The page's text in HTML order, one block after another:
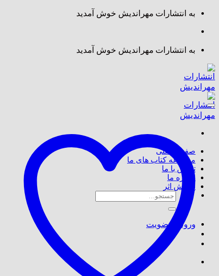
Skip
content
به انتشارات مهراندیش خوش آمدید
به انتشارات مهراندیش خوش آمدید
صفحه اصلی
مجموعه کتاب های ما
تماس با ما
درباره ما
پذیرش اثر
جستجو
برای:
ورود / عضویت